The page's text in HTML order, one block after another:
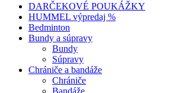
DARČEKOVÉ POUKÁŽKY
HUMMEL výpredaj %
Bedminton
Bundy a súpravy
Bundy
Súpravy
Chrániče a bandáže
Chrániče
Bandáže